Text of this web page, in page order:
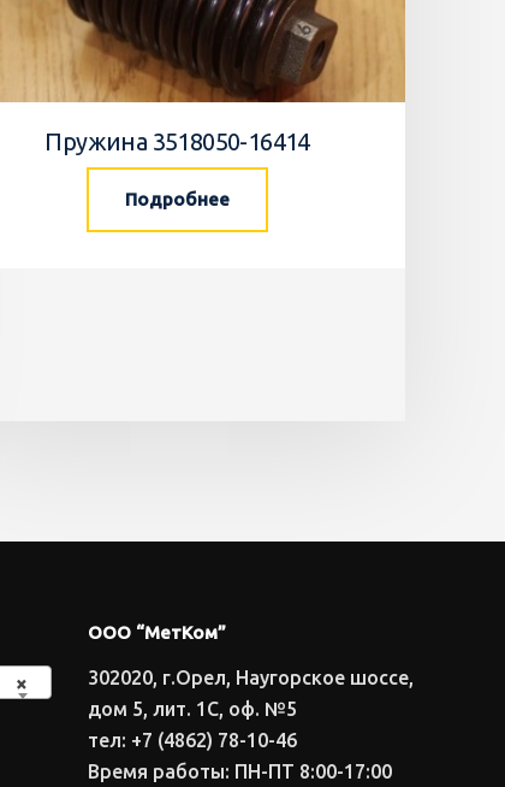
Пружина 3518050-16414
Подробнее
×
ООО “МетКом”
302020, г.Орел, Наугорское шоссе,
дом 5, лит. 1С, оф. №5
тел: +7 (4862) 78-10-46
Время работы: ПН-ПТ 8:00-17:00